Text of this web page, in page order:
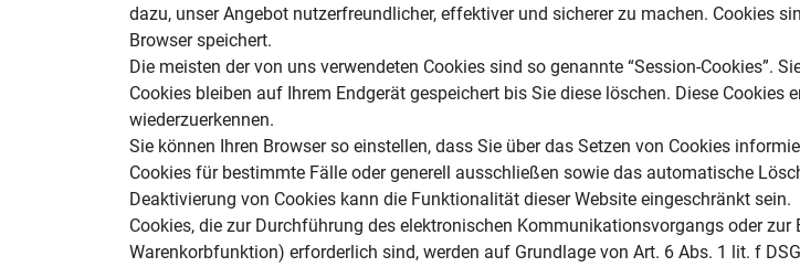
dazu, unser Angebot nutzerfreundlicher, effektiver und sicherer zu machen. Cookies
Browser speichert.
Die meisten der von uns verwendeten Cookies sind so genannte “Session-Cookies”.
Cookies bleiben auf Ihrem Endgerät gespeichert bis Sie diese löschen. Diese Cookies
wiederzuerkennen.
Sie können Ihren Browser so einstellen, dass Sie über das Setzen von Cookies
Cookies für bestimmte Fälle oder generell ausschließen sowie das automatische
Deaktivierung von Cookies kann die Funktionalität dieser Website eingeschränkt sein.
Cookies, die zur Durchführung des elektronischen Kommunikationsvorgangs oder
Warenkorbfunktion) erforderlich sind, werden auf Grundlage von Art. 6 Abs. 1 lit. f